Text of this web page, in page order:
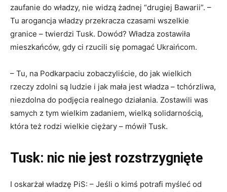
zaufanie do władzy, nie widzą żadnej “drugiej Bawarii”. –
Tu arogancja władzy przekracza czasami wszelkie
granice – twierdzi Tusk. Dowód? Władza zostawiła
mieszkańców, gdy ci rzucili się pomagać Ukraińcom.
– Tu, na Podkarpaciu zobaczyliście, do jak wielkich
rzeczy zdolni są ludzie i jak mała jest władza – tchórzliwa,
niezdolna do podjęcia realnego działania. Zostawili was
samych z tym wielkim zadaniem, wielką solidarnością,
która też rodzi wielkie ciężary – mówił Tusk.
Tusk: nic nie jest rozstrzygnięte
I oskarżał władzę PiS: – Jeśli o kimś potrafi myśleć od